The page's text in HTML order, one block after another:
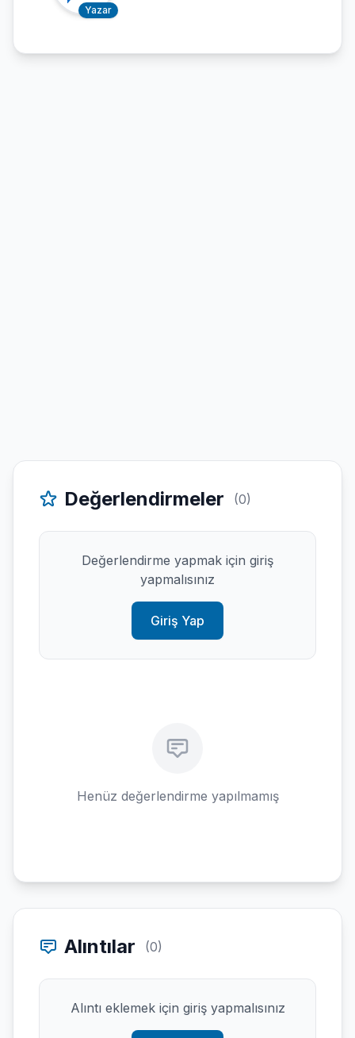
Yazar
Değerlendirmeler (0)
Değerlendirme yapmak için giriş
yapmalısınız
Giriş Yap
Henüz değerlendirme yapılmamış
Alıntılar (0)
Alıntı eklemek için giriş yapmalısınız